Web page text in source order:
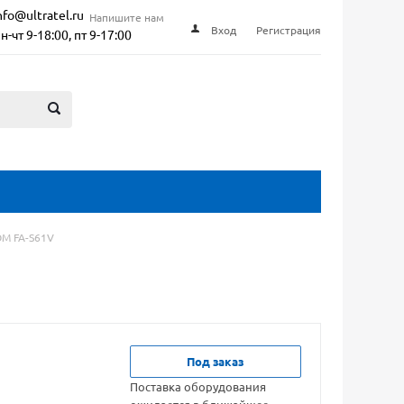
Напишите нам
чт 9-18:00, пт 9-17:00 Вход Регистрация
FA-S61V
Под заказ
Поставка оборудования